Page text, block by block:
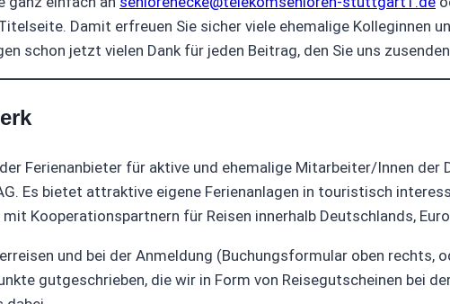
Damit erfreuen Sie sicher viele ehemalige Kolleginnen
schon jetzt vielen Dank für jeden Beitrag, den Sie uns
Ferienanbieter für aktive und ehemalige Mitarbeiter/Innen der
Es bietet attraktive eigene Ferienanlagen in touristisch
Kooperationspartnern für Reisen innerhalb Deutschlands,
und bei der Anmeldung (Buchungsformular oben rechts,
gutgeschrieben, die wir in Form von Reisegutscheinen bei